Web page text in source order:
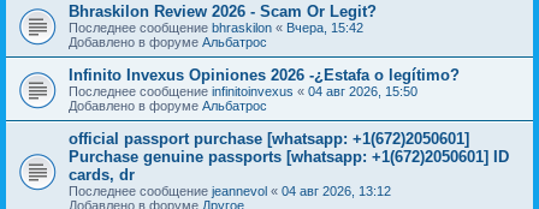
Bhraskilon Review 2026 - Scam Or Legit?
Последнее сообщение bhraskilon « Вчера, 15:42
Добавлено в форуме Альбатрос
Infinito Invexus Opiniones 2026 -¿Estafa o legítimo?
Последнее сообщение infinitoinvexus « 04 авг 2026, 15:50
Добавлено в форуме Альбатрос
official passport purchase [whatsapp: +1(672)2050601]
Purchase genuine passports [whatsapp: +1(672)2050601] ID
cards, dr
Последнее сообщение jeannevol « 04 авг 2026, 13:12
Добавлено в форуме Другое